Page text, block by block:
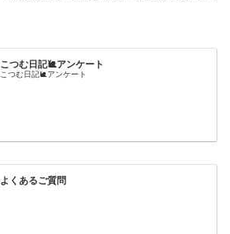
こつむ日記🐌アンケート
こつむ日記🐌アンケート
よくあるご質問